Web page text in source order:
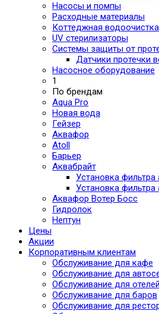
Насосы и помпы
Расходные материалы
Коттеджная водоочистка
UV стерилизаторы
Системы защиты от
Датчики протечки
Насосное оборудование
1
По брендам
Aqua Pro
Новая вода
Гейзер
Аквафор
Atoll
Барьер
Аквабрайт
Установка
Установка
Аквафор Вотер Босс
Гидролок
Нептун
Цены
Акции
Корпоративным клиентам
Обслуживание для кафе
Обслуживание для
Обслуживание для отелей
Обслуживание для баров
Обслуживание для